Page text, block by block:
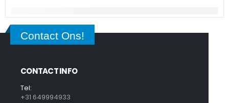
Contact Ons!
CONTACT INFO
Tel:
+31 649994933